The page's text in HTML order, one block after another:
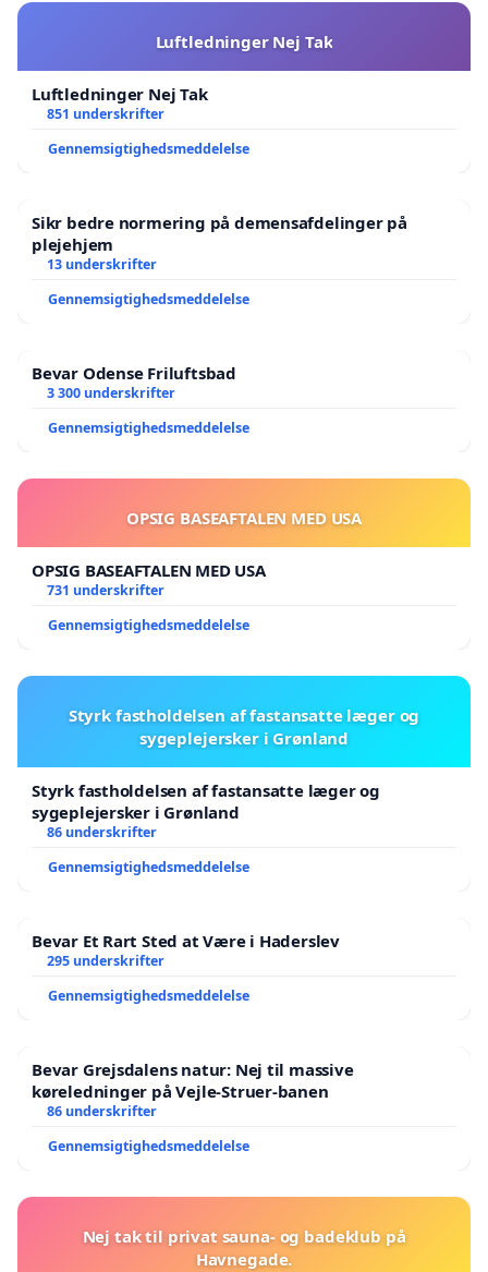
Luftledninger Nej Tak
Luftledninger Nej Tak
851 underskrifter
Gennemsigtighedsmeddelelse
Sikr bedre normering på demensafdelinger på
plejehjem
13 underskrifter
Gennemsigtighedsmeddelelse
Bevar Odense Friluftsbad
3 300 underskrifter
Gennemsigtighedsmeddelelse
OPSIG BASEAFTALEN MED USA
OPSIG BASEAFTALEN MED USA
731 underskrifter
Gennemsigtighedsmeddelelse
Styrk fastholdelsen af fastansatte læger og
sygeplejersker i Grønland
Styrk fastholdelsen af fastansatte læger og
sygeplejersker i Grønland
86 underskrifter
Gennemsigtighedsmeddelelse
Bevar Et Rart Sted at Være i Haderslev
295 underskrifter
Gennemsigtighedsmeddelelse
Bevar Grejsdalens natur: Nej til massive
køreledninger på Vejle-Struer-banen
86 underskrifter
Gennemsigtighedsmeddelelse
Nej tak til privat sauna- og badeklub på
Havnegade.